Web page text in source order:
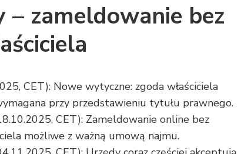
– zameldowanie bez
CET): Nowe wytyczne: zgoda właściciela
przy przedstawieniu tytułu prawnego.
CET): Zameldowanie online bez
możliwe z ważną umową najmu.